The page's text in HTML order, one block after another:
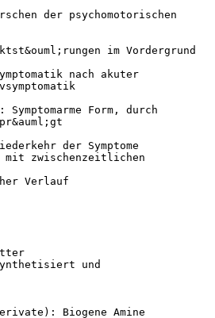
der psychomotorischen
im Vordergrund
nach akuter
Form, durch
der Symptome
zwischenzeitlichen
Verlauf
und
Biogene Amine